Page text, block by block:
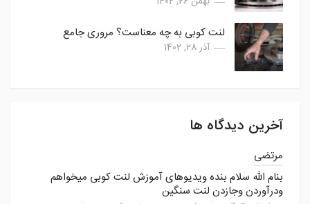
لنت کوبی به چه معناست؟ مروری جامع
آذر 28, 1402
آخرین دیدگاه ها
مرتضی
بنام الله سلام بنده ویدیوهای آموزش لنت کوبی میخواهم
ودرآوردن وجازدن لنت سنگین